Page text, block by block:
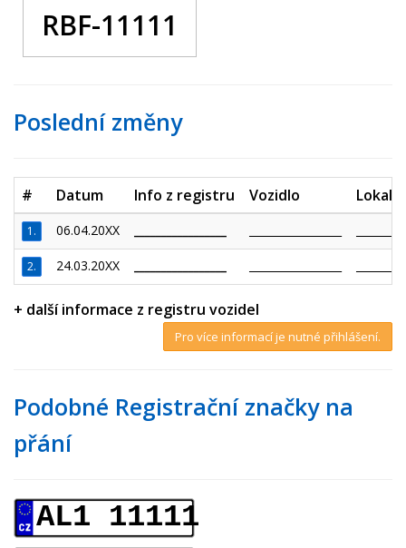
RBF-11111
Poslední změny
# Datum Info z registru Vozidlo
1. 06.04.20XX
2. 24.03.20XX
+ další informace z registru vozidel
Pro více informací je nutné přihlášení.
Podobné Registrační značky na
přání
AL1 11111